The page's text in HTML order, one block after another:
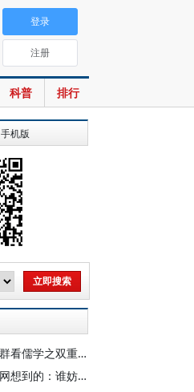
科普 排行
登录
注册
手机版
刘云枫：从两类不同微信群看儒学之双重困境——熟人群一潭死水，匿名群乱作一团
刘云枫：由泰山刀片铁丝网想到的：谁妨碍了我们致富？